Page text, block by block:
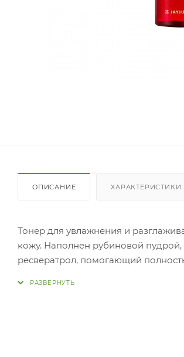
ОПИСАНИЕ ХАРАКТЕРИСТИКИ
Тонер для увлажнения и
кожу. Наполнен рубиновой пудрой,
ресвератрол, помогающий